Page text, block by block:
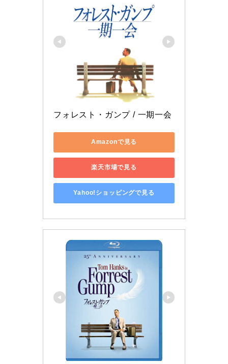
フォレスト・ガンプ / 一期一会
Amazonで見る
楽天市場で見る
Yahoo!ショッピングで見る